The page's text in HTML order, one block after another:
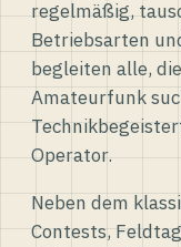
regelmäßig,
Betriebsarten
begleiten alle,
Amateurfunk
Operator.
Neben dem
Contests,